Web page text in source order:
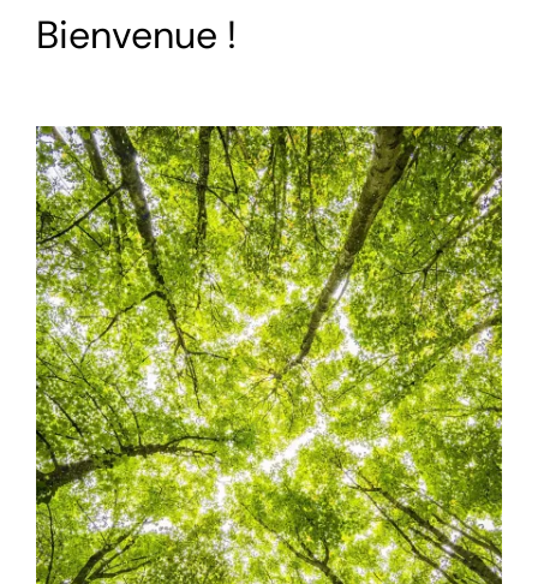
Bienvenue !